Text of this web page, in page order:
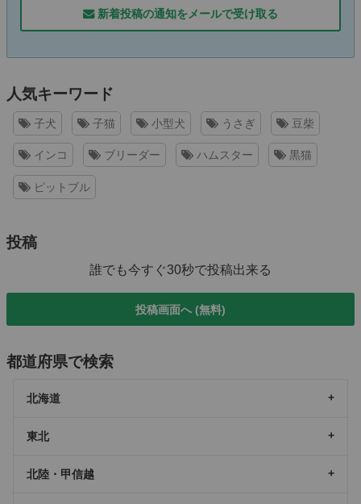
新着投稿の通知をメールで受け取る
人気キーワード
子犬 子猫 小型犬 うさぎ 豆柴
インコ ブリーダー ハムスター 黒猫
ピットブル
投稿
誰でも今すぐ30秒で投稿出来る
投稿画面へ (無料)
都道府県で検索
北海道
東北
北陸・甲信越